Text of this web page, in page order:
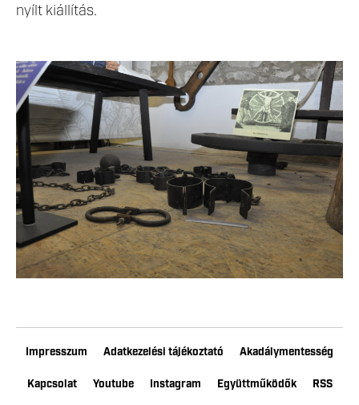
nyílt kiállítás.
Impresszum Adatkezelési tájékoztató Akadálymentesség
Kapcsolat Youtube Instagram Együttműködők RSS